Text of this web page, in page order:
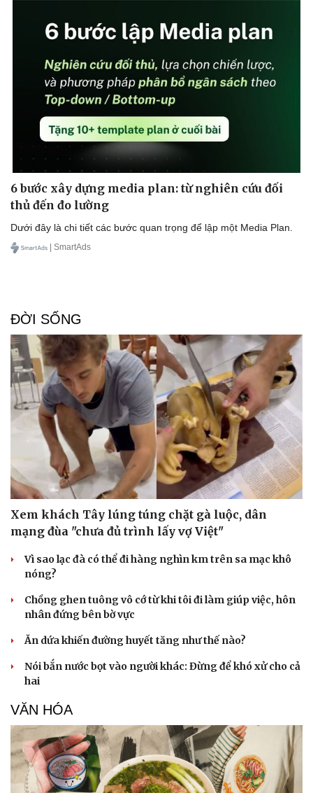
Văn hóa
Sân khấu - Điện ảnh
Giải trí
Nghệ sĩ
6 bước xây dựng media plan: từ nghiên cứu đối
thủ đến đo lường
Dưới đây là chi tiết các bước quan trọng để lập một Media Plan.
| SmartAds
ĐỜI SỐNG
Xem khách Tây lúng túng chặt gà luộc, dân
mạng đùa "chưa đủ trình lấy vợ Việt"
Vì sao lạc đà có thể đi hàng nghìn km trên sa mạc khô
nóng?
Chồng ghen tuông vô cớ từ khi tôi đi làm giúp việc, hôn
nhân đứng bên bờ vực
Ăn dứa khiến đường huyết tăng như thế nào?
Nói bắn nước bọt vào người khác: Đừng để khó xử cho cả
hai
VĂN HÓA